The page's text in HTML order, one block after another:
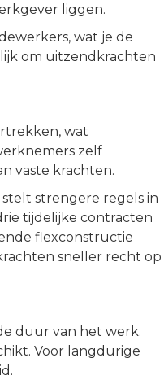
liggen.
wat je de
om uitzendkrachten
wat
zelf
vaste krachten.
strengere regels in
tijdelijke contracten
flexconstructie
sneller recht op
duur van het werk.
Voor langdurige